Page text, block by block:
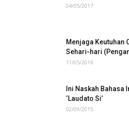
04/05/2017
Menjaga Keutuhan
Sehari-hari
11/05/2016
Ini Naskah Bahasa
‘Laudato Si’
02/09/2015